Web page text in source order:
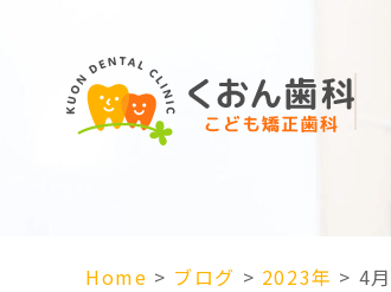
Home > ブログ > 2023年 > 4月